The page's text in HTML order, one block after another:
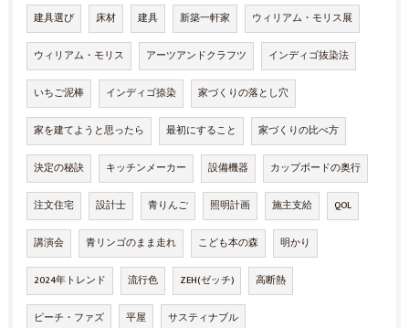
建具選び 床材 建具 新築一軒家 ウィリアム・モリス展
ウィリアム・モリス アーツアンドクラフツ インディゴ抜染法
いちご泥棒 インディゴ捺染 家づくりの落とし穴
家を建てようと思ったら 最初にすること 家づくりの比べ方
決定の秘訣 キッチンメーカー 設備機器 カップボードの奥行
注文住宅 設計士 青りんご 照明計画 施主支給 QOL
講演会 青リンゴのまま走れ こども本の森 明かり
2024年トレンド 流行色 ZEH(ゼッチ) 高断熱
ピーチ・ファズ 平屋 サスティナブル